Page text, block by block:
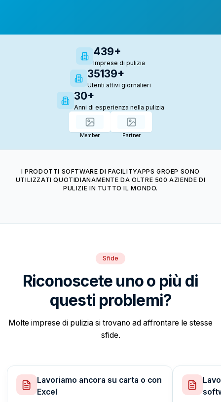
439+
Imprese di pulizia
35139+
Utenti attivi giornalieri
30+
Anni di esperienza nella pulizia
Member Partner
I PRODOTTI SOFTWARE DI FACILITYAPPS GROEP SONO
UTILIZZATI QUOTIDIANAMENTE DA OLTRE 500 AZIENDE DI
PULIZIE IN TUTTO IL MONDO.
Sfide
Riconoscete uno o più di
questi problemi?
Molte imprese di pulizia si trovano ad affrontare le stesse
sfide.
Lavoriamo ancora su carta o con
Excel